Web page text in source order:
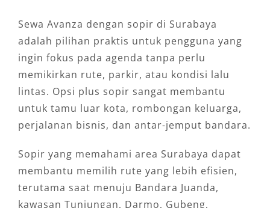
Sewa Avanza dengan sopir di Surabaya
adalah pilihan praktis untuk pengguna yang
ingin fokus pada agenda tanpa perlu
memikirkan rute, parkir, atau kondisi lalu
lintas. Opsi plus sopir sangat membantu
untuk tamu luar kota, rombongan keluarga,
perjalanan bisnis, dan antar-jemput bandara.
Sopir yang memahami area Surabaya dapat
membantu memilih rute yang lebih efisien,
terutama saat menuju Bandara Juanda,
kawasan Tunjungan, Darmo, Gubeng,